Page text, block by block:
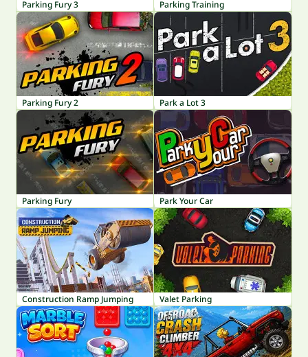
Parking Fury 3 Parking Training
Parking Fury 2 Park a Lot 3
Parking Fury Park Your Car
Construction Ramp Jumping Valet Parking